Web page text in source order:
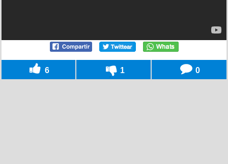
6 1 0